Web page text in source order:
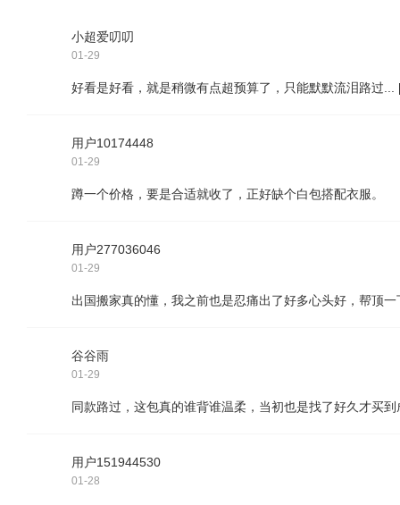
小超爱叨叨
01-29
好看是好看，就是稍微有点超预算了，只能默默流泪路过...
用户10174448
01-29
蹲一个价格，要是合适就收了，正好缺个白包搭配衣服。
用户277036046
01-29
出国搬家真的懂，我之前也是忍痛出了好多心头好，帮顶
谷谷雨
01-29
同款路过，这包真的谁背谁温柔，当初也是找了好久才买
用户151944530
01-28